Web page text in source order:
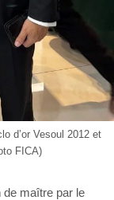
d’or Vesoul 2012 et
FICA)
de maître par le